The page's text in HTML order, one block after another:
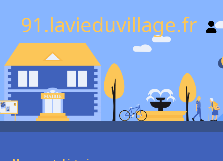
91.lavieduvillage.fr